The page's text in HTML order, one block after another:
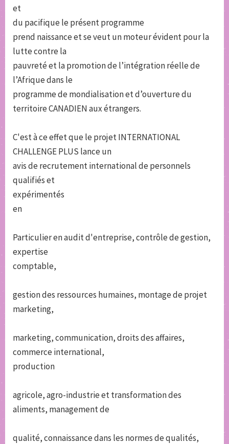
et
du pacifique le présent programme
prend naissance et se veut un moteur évident pour la
lutte contre la
pauvreté et la promotion de l’intégration réelle de
l’Afrique dans le
programme de mondialisation et d’ouverture du
territoire CANADIEN aux étrangers.
C'est à ce effet que le projet INTERNATIONAL
CHALLENGE PLUS lance un
avis de recrutement international de personnels
qualifiés et
expérimentés
en
Particulier en audit d'entreprise, contrôle de gestion,
expertise
comptable,
gestion des ressources humaines, montage de projet
marketing,
marketing, communication, droits des affaires,
commerce international,
production
agricole, agro-industrie et transformation des
aliments, management de
qualité, connaissance dans les normes de qualités,